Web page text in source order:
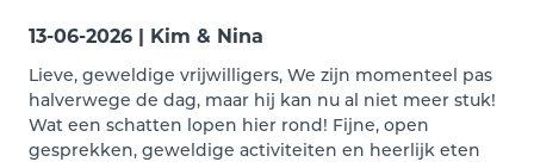
13-06-2026 | Kim & Nina
Lieve, geweldige vrijwilligers, We zijn momenteel pas
halverwege de dag, maar hij kan nu al niet meer stuk!
Wat een schatten lopen hier rond! Fijne, open
gesprekken, geweldige activiteiten en heerlijk eten